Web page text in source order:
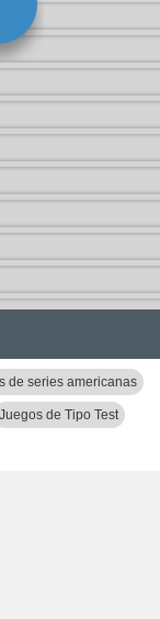
de series americanas
Juegos de Tipo Test